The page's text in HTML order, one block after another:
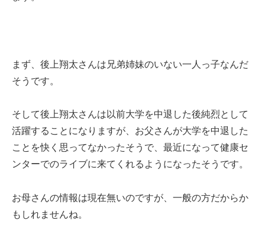
まず、後上翔太さんは兄弟姉妹のいない一人っ子なんだ
そうです。
そして後上翔太さんは以前大学を中退した後純烈として
活躍することになりますが、お父さんが大学を中退した
ことを快く思ってなかったそうで、最近になって健康セ
ンターでのライブに来てくれるようになったそうです。
お母さんの情報は現在無いのですが、一般の方だからか
もしれませんね。